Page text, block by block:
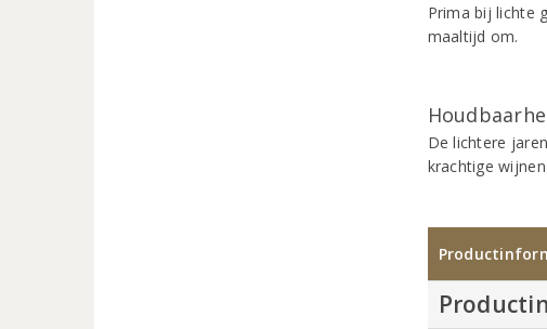
Prima bij lichte
maaltijd om.
De lichtere
krachtige